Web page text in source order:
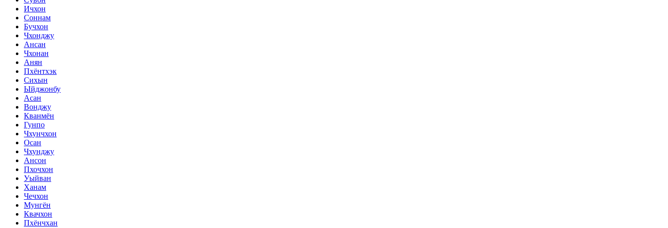
Ичхон
Соннам
Бучхон
Чхонджу
Ансан
Чхонан
Анян
Пхёнтхэк
Сихын
Ыйджонбу
Асан
Вонджу
Кванмён
Гунпо
Чхунчхон
Осан
Чхунджу
Ансон
Пхочхон
Уыйван
Ханам
Чечхон
Мунгён
Квачхон
Пхёнчхан